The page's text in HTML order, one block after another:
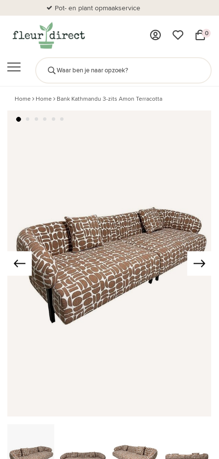
Pot- en plant opmaakservice
0
Home Home Bank Kathmandu 3-zits Amon Terracotta